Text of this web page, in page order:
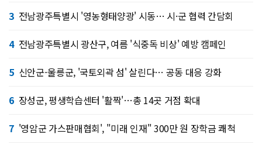
3 전남광주특별시 '영농형태양광' 시동… 시·군 협력 간담회
4 전남광주특별시 광산구, 여름 '식중독 비상' 예방 캠페인
5 신안군-울릉군, '국토외곽 섬' 살린다… 공동 대응 강화
6 장성군, 평생학습센터 '활짝'…총 14곳 거점 확대
7 '영암군 가스판매협회', "미래 인재" 300만 원 장학금 쾌척